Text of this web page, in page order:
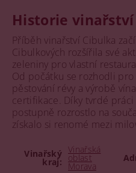
Historie vinařství
Příběh vinařství Cibulka
Cibulkových rozšířila své
zeleniny pro vlastní
Od počátku se rozhodli
pěstování révy a výrobě
certifikace. Díky tvrdé
postupně rozrostlo na
získalo si renomé mezi
Vinařský
kraj:
Vinařská
oblast
Morava